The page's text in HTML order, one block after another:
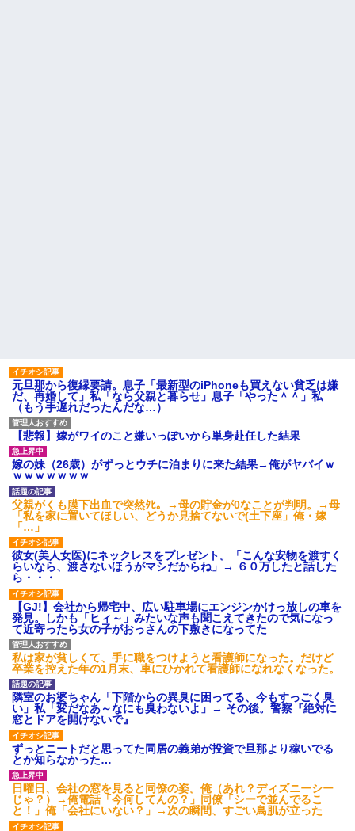
され彼氏が逆切れ。「何クラク
ション鳴らしてんだ！降りてこ
いよ！」と怒鳴りだし...
【衝撃】報酬100万円超の治験
募集がこちらｗｗｗｗｗ(※画像
あり)
【ネット騒然】惨殺されたタ
ワマン頂き女子のこの動画、す
げえええええｗｗｗｗｗｗｗｗ
ｗｗｗ
【愕然】白のクラウン俺氏、
高速道路左車線を制限速度で走
った結果wwwwwwwwwwww
百年の恋12-899 食べた量を
張り合ってくる
【悲報】佐藤輝明・・・２軍
でも盛大にやらかす←あまり悲
しませないでくれ
元旦那から復縁要請。息子「最新型のiPhoneも買えない貧乏は嫌
だ、再婚して」私「なら父親と暮らせ」息子「やった＾＾」私
（もう手遅れだったんだな…）
【悲報】嫁がワイのこと嫌いっぽいから単身赴任した結果
嫁の妹（26歳）がずっとウチに泊まりに来た結果→俺がヤバイｗ
ｗｗｗｗｗｗｗ
父親がくも膜下出血で突然ﾀﾋ。→母の貯金が0なことが判明。→母
「私を家に置いてほしい、どうか見捨てないで(土下座」俺・嫁
「…」
彼女(美人女医)にネックレスをプレゼント。「こんな安物を渡すく
らいなら、渡さないほうがマシだからね」→ ６０万したと話した
ら・・・
【GJ!】会社から帰宅中、広い駐車場にエンジンかけっ放しの車を
発見。しかも「ヒィ～」みたいな声も聞こえてきたので気になっ
て近寄ったら女の子がおっさんの下敷きになってた
私は家が貧しくて、手に職をつけようと看護師になった。だけど
卒業を控えた年の1月末、車にひかれて看護師になれなくなった。
隣室のお婆ちゃん「下階からの異臭に困ってる、今もすっごく臭
い」私「変だなあ～なにも臭わないよ」→ その後。警察『絶対に
窓とドアを開けないで』
ずっとニートだと思ってた同居の義弟が投資で旦那より稼いでる
とか知らなかった…
日曜日、会社の窓を見ると同僚の姿。俺（あれ？ディズニーシー
じゃ？）→俺電話「今何してんの？」同僚「シーで並んでるこ
と！」俺「会社にいない？」→次の瞬間、すごい鳥肌が立った